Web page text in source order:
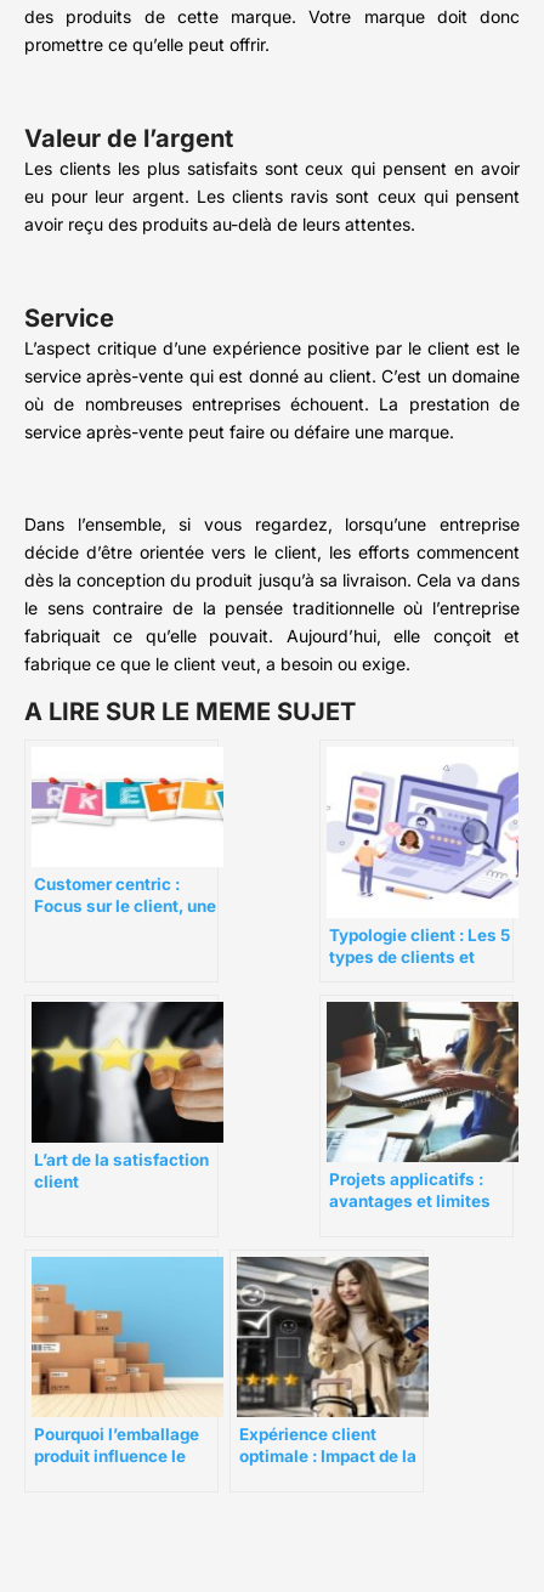
des produits de cette marque. Votre marque doit donc
promettre ce qu’elle peut offrir.
Valeur de l’argent
Les clients les plus satisfaits sont ceux qui pensent en avoir
eu pour leur argent. Les clients ravis sont ceux qui pensent
avoir reçu des produits au-delà de leurs attentes.
Service
L’aspect critique d’une expérience positive par le client est le
service après-vente qui est donné au client. C’est un domaine
où de nombreuses entreprises échouent. La prestation de
service après-vente peut faire ou défaire une marque.
Dans l’ensemble, si vous regardez, lorsqu’une entreprise
décide d’être orientée vers le client, les efforts commencent
dès la conception du produit jusqu’à sa livraison. Cela va dans
le sens contraire de la pensée traditionnelle où l’entreprise
fabriquait ce qu’elle pouvait. Aujourd’hui, elle conçoit et
fabrique ce que le client veut, a besoin ou exige.
A LIRE SUR LE MEME SUJET
Customer centric :
Focus sur le client, une
Typologie client : Les 5
types de clients et
approcher
L’art de la satisfaction
client
Projets applicatifs :
avantages et limites
Pourquoi l’emballage
produit influence le
Expérience client
optimale : Impact de la